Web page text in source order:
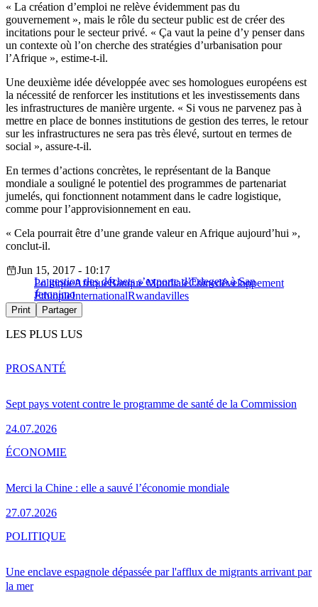
« La création d’emploi ne relève évidemment pas du
gouvernement », mais le rôle du secteur public est de créer des
incitations pour le secteur privé. « Ça vaut la peine d’y penser dans
un contexte où l’on cherche des stratégies d’urbanisation pour
l’Afrique », estime-t-il.
Une deuxième idée développée avec ses homologues européens est
la nécessité de renforcer les institutions et les investissements dans
les infrastructures de manière urgente. « Si vous ne parvenez pas à
mettre en place de bonnes institutions de gestion des terres, le retour
sur les infrastructures ne sera pas très élevé, surtout en termes de
social », assure-t-il.
En termes d’actions concrètes, le représentant de la Banque
mondiale a souligné le potentiel des programmes de partenariat
jumelés, qui fonctionnent notamment dans le cadre logistique,
comme pour l’approvisionnement en eau.
« Cela pourrait être d’une grande valeur en Afrique aujourd’hui »,
conclut-il.
La gestion des déchets s’exporte d’Edegem à San
Jeronimo
Jun 15, 2017 - 10:17
PolitiqueAfriqueBanque MondialeChinedéveloppement
ÉthiopieInternationalRwandavilles
Print Partager
LES PLUS LUS
Sept pays votent contre le programme de santé de la Commission
24.07.2026
PROSANTÉ
Merci la Chine : elle a sauvé l’économie mondiale
27.07.2026
ÉCONOMIE
Une enclave espagnole dépassée par l'afflux de migrants arrivant par
la mer
POLITIQUE